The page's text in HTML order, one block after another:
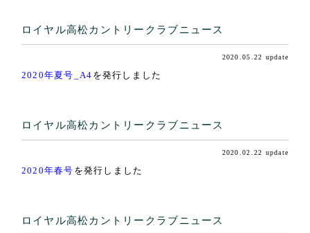
交通・アクセス
ロイヤル高松カントリークラブニュース
2020.05.22 update
2020年夏号_A4 を発行しました
ロイヤル高松カントリークラブニュース
2020.02.22 update
2020年春号 を発行しました
ロイヤル高松カントリークラブニュース